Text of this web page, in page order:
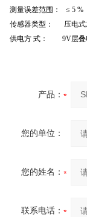
测量误差范围： ≤ 5 %
传感器类型： 压电式
供电方 式： 9V层叠
产品：
您的单位：
您的姓名：
联系电话：